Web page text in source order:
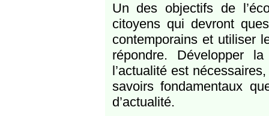
Un des objectifs de
citoyens qui devront
contemporains et utiliser
répondre. Développer
l’actualité est
savoirs fondamentaux
d’actualité.